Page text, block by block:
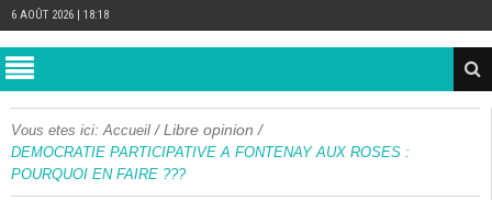
6 AOÛT 2026 | 18:18
Vous etes ici: Accueil /Libre opinion /
DEMOCRATIE PARTICIPATIVE A FONTENAY AUX ROSES :
POURQUOI EN FAIRE ???